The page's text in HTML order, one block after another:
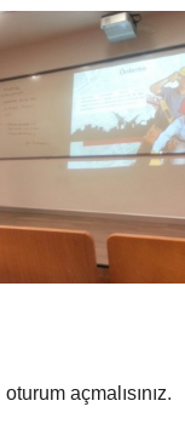
oturum açmalısınız.